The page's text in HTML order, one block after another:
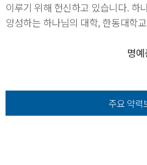
이루기 위해 헌신하고 있습니다. 하
양성하는 하나님의 대학, 한동대학
명
주요 약력